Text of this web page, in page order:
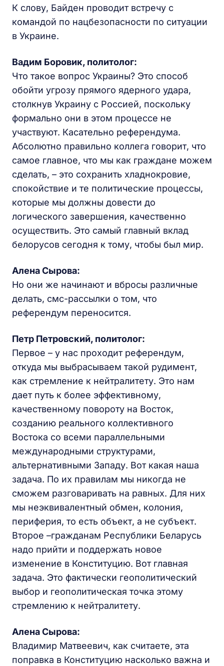
К слову, Байден проводит встречу с
командой по нацбезопасности по ситуации
в Украине.
Вадим Боровик, политолог:
Что такое вопрос Украины? Это способ
обойти угрозу прямого ядерного удара,
столкнув Украину с Россией, поскольку
формально они в этом процессе не
участвуют. Касательно референдума.
Абсолютно правильно коллега говорит, что
самое главное, что мы как граждане можем
сделать, – это сохранить хладнокровие,
спокойствие и те политические процессы,
которые мы должны довести до
логического завершения, качественно
осуществить. Это самый главный вклад
белорусов сегодня к тому, чтобы был мир.
Алена Сырова:
Но они же начинают и вбросы различные
делать, смс-рассылки о том, что
референдум переносится.
Петр Петровский, политолог:
Первое – у нас проходит референдум,
откуда мы выбрасываем такой рудимент,
как стремление к нейтралитету. Это нам
дает путь к более эффективному,
качественному повороту на Восток,
созданию реального коллективного
Востока со всеми параллельными
международными структурами,
альтернативными Западу. Вот какая наша
задача. По их правилам мы никогда не
сможем разговаривать на равных. Для них
мы неэквивалентный обмен, колония,
периферия, то есть объект, а не субъект.
Второе –гражданам Республики Беларусь
надо прийти и поддержать новое
изменение в Конституцию. Вот главная
задача. Это фактически геополитический
выбор и геополитическая точка этому
стремлению к нейтралитету.
Алена Сырова:
Владимир Матвеевич, как считаете, эта
поправка в Конституцию насколько важна и